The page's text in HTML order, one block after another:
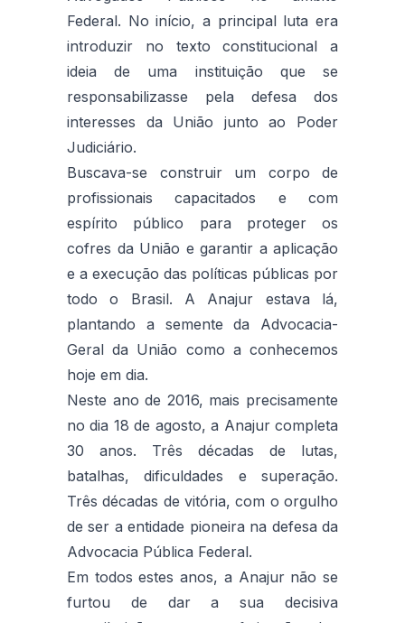
Federal. No início, a principal luta era
introduzir no texto constitucional a
ideia de uma instituição que se
responsabilizasse pela defesa dos
interesses da União junto ao Poder
Judiciário.
Buscava-se construir um corpo de
profissionais capacitados e com
espírito público para proteger os
cofres da União e garantir a aplicação
e a execução das políticas públicas por
todo o Brasil. A Anajur estava lá,
plantando a semente da Advocacia-
Geral da União como a conhecemos
hoje em dia.
Neste ano de 2016, mais precisamente
no dia 18 de agosto, a Anajur completa
30 anos. Três décadas de lutas,
batalhas, dificuldades e superação.
Três décadas de vitória, com o orgulho
de ser a entidade pioneira na defesa da
Advocacia Pública Federal.
Em todos estes anos, a Anajur não se
furtou de dar a sua decisiva